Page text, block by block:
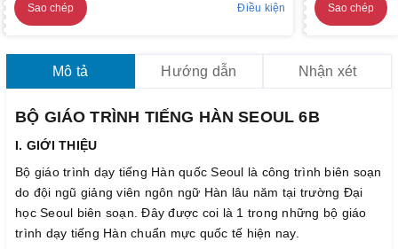
Sao chép Điều kiện Sao chép
Mô tả Hướng dẫn Nhận xét
BỘ GIÁO TRÌNH TIẾNG HÀN SEOUL 6B
I. GIỚI THIỆU
Bộ giáo trình dạy tiếng Hàn quốc Seoul là công trình biên soạn
do đội ngũ giảng viên ngôn ngữ Hàn lâu năm tại trường Đại
học Seoul biên soạn. Đây được coi là 1 trong những bộ giáo
trình dạy tiếng Hàn chuẩn mực quốc tế hiện nay.